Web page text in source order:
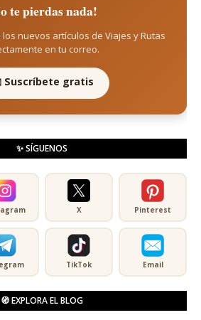
te pierdas nada!
nuevos artículos de Viajes y Rutas
en tu correo.
gratis
✨ SÍGUENOS
X Pinterest
TikTok Email
🧭 EXPLORA EL BLOG